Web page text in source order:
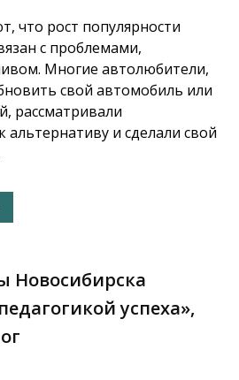
что рост популярности
с проблемами,
Многие автолюбители,
свой автомобиль или
рассматривали
альтернативу и сделали свой
Новосибирска
успеха»,